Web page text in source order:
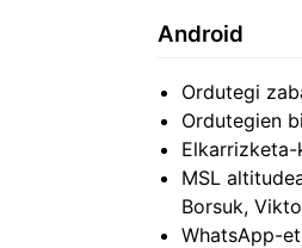
Android
Ordutegi
Ordutegien
MSL
Borsuk,
WhatsApp-